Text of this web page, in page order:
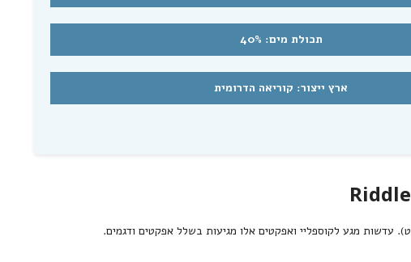
תכולת מים: 40%
ארץ ייצור: קוריאה הדרומית
התפוצה
ומוצרים חדשים